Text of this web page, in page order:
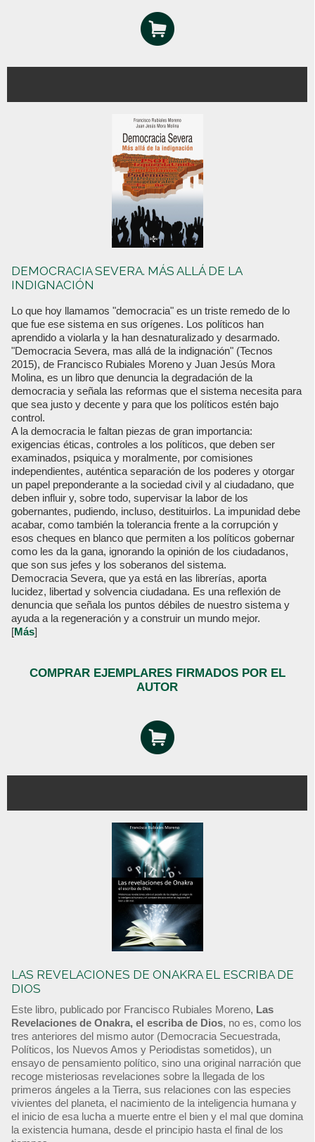
DEMOCRACIA SEVERA. MÁS ALLÁ DE LA
INDIGNACIÓN
Lo que hoy llamamos "democracia" es un triste remedo de lo
que fue ese sistema en sus orígenes. Los políticos han
aprendido a violarla y la han desnaturalizado y desarmado.
"Democracia Severa, mas allá de la indignación" (Tecnos
2015), de Francisco Rubiales Moreno y Juan Jesús Mora
Molina, es un libro que denuncia la degradación de la
democracia y señala las reformas que el sistema necesita para
que sea justo y decente y para que los políticos estén bajo
control.
A la democracia le faltan piezas de gran importancia:
exigencias éticas, controles a los políticos, que deben ser
examinados, psiquica y moralmente, por comisiones
independientes, auténtica separación de los poderes y otorgar
un papel preponderante a la sociedad civil y al ciudadano, que
deben influir y, sobre todo, supervisar la labor de los
gobernantes, pudiendo, incluso, destituirlos. La impunidad debe
acabar, como también la tolerancia frente a la corrupción y
esos cheques en blanco que permiten a los políticos gobernar
como les da la gana, ignorando la opinión de los ciudadanos,
que son sus jefes y los soberanos del sistema.
Democracia Severa, que ya está en las librerías, aporta
lucidez, libertad y solvencia ciudadana. Es una reflexión de
denuncia que señala los puntos débiles de nuestro sistema y
ayuda a la regeneración y a construir un mundo mejor.
[Más]
COMPRAR EJEMPLARES FIRMADOS POR EL
AUTOR
LAS REVELACIONES DE ONAKRA EL ESCRIBA DE
DIOS
Este libro, publicado por Francisco Rubiales Moreno, Las
Revelaciones de Onakra, el escriba de Dios, no es, como los
tres anteriores del mismo autor (Democracia Secuestrada,
Políticos, los Nuevos Amos y Periodistas sometidos), un
ensayo de pensamiento político, sino una original narración que
recoge misteriosas revelaciones sobre la llegada de los
primeros ángeles a la Tierra, sus relaciones con las especies
vivientes del planeta, el nacimiento de la inteligencia humana y
el inicio de esa lucha a muerte entre el bien y el mal que domina
la existencia humana, desde el principio hasta el final de los